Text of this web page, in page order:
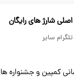
شارژ های رایگان
سایر
کمپین و جشنواره